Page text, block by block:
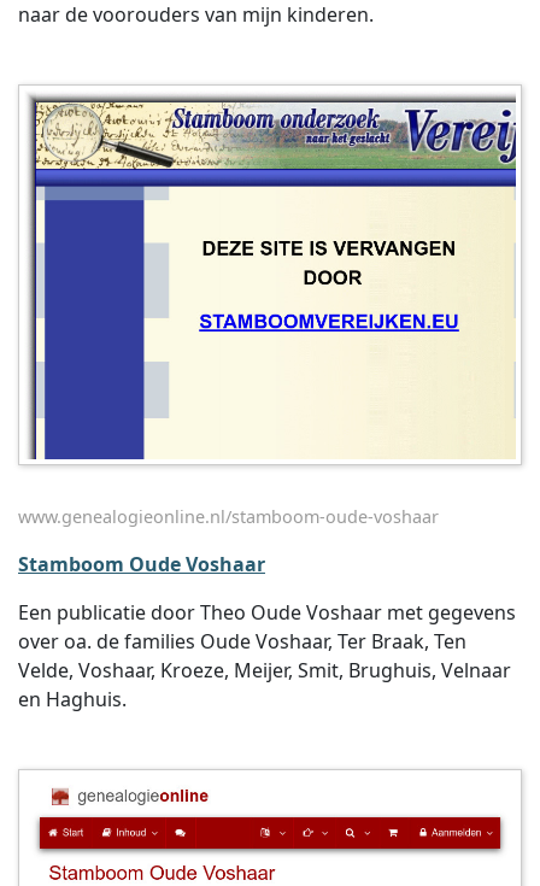
naar de voorouders van mijn kinderen.
www.genealogieonline.nl/stamboom-oude-voshaar
Stamboom Oude Voshaar
Een publicatie door Theo Oude Voshaar met gegevens
over oa. de families Oude Voshaar, Ter Braak, Ten
Velde, Voshaar, Kroeze, Meijer, Smit, Brughuis, Velnaar
en Haghuis.